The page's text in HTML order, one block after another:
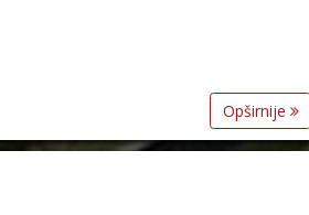
Opširnije